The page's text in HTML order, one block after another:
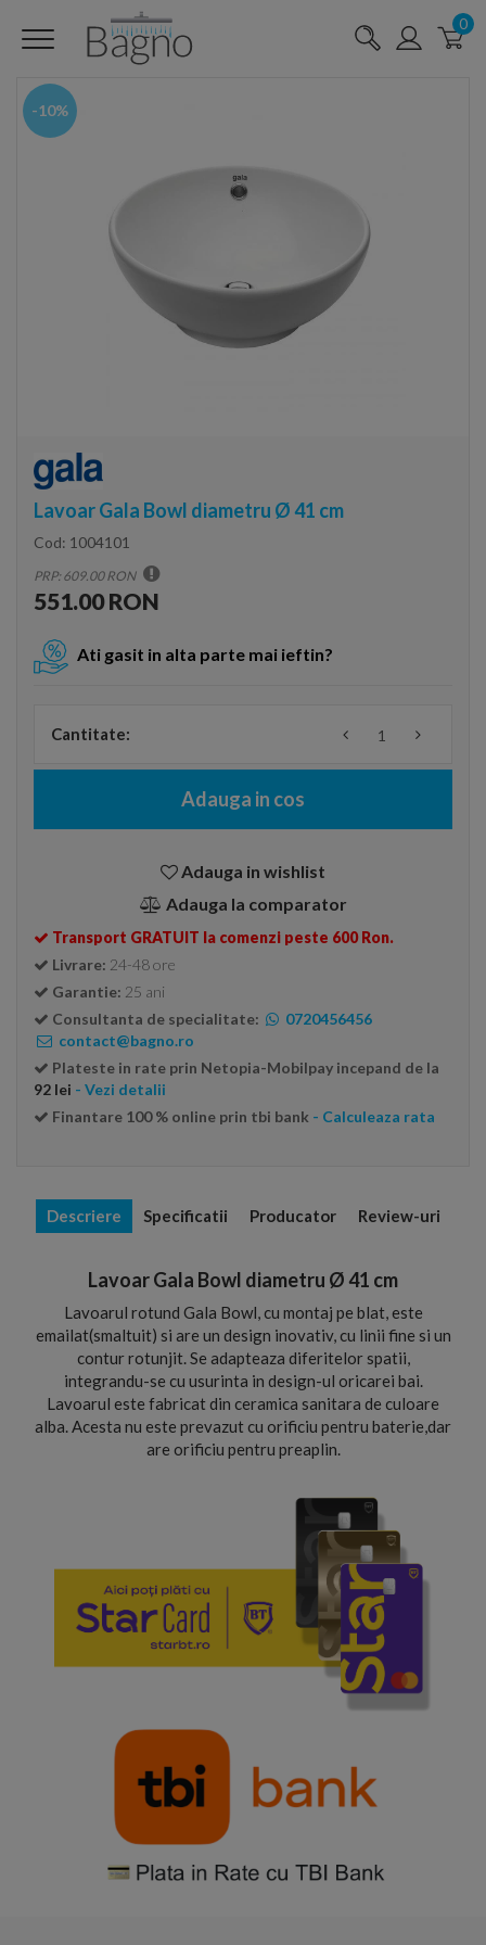
0
-10%
Lavoar Gala Bowl diametru Ø 41 cm
Cod: 1004101
PRP: 609.00 RON
551.00 RON
Ati gasit in alta parte mai ieftin?
Cantitate:
Adauga in cos
Adauga in wishlist
Adauga la comparator
Transport GRATUIT la comenzi peste 600 Ron.
Livrare: 24-48 ore
Garantie: 25 ani
Consultanta de specialitate:
0720456456
contact@bagno.ro
Plateste in rate prin Netopia-Mobilpay incepand de la
92 lei - Vezi detalii
Finantare 100 % online prin tbi bank - Calculeaza rata
Descriere Specificatii Producator Review-uri
Lavoar Gala Bowl diametru Ø 41 cm
Lavoarul rotund Gala Bowl, cu montaj pe blat, este
emailat(smaltuit) si are un design inovativ, cu linii fine si un
contur rotunjit. Se adapteaza diferitelor spatii,
integrandu-se cu usurinta in design-ul oricarei bai.
Lavoarul este fabricat din ceramica sanitara de culoare
alba. Acesta nu este prevazut cu orificiu pentru baterie,dar
are orificiu pentru preaplin.